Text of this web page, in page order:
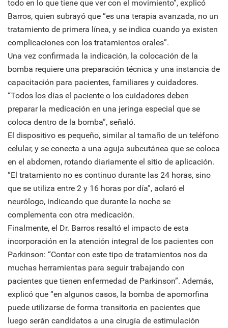
todo en lo que tiene que ver con el movimiento”, explicó
Barros, quien subrayó que “es una terapia avanzada, no un
tratamiento de primera línea, y se indica cuando ya existen
complicaciones con los tratamientos orales”.
Una vez confirmada la indicación, la colocación de la
bomba requiere una preparación técnica y una instancia de
capacitación para pacientes, familiares y cuidadores.
“Todos los días el paciente o los cuidadores deben
preparar la medicación en una jeringa especial que se
coloca dentro de la bomba”, señaló.
El dispositivo es pequeño, similar al tamaño de un teléfono
celular, y se conecta a una aguja subcutánea que se coloca
en el abdomen, rotando diariamente el sitio de aplicación.
“El tratamiento no es continuo durante las 24 horas, sino
que se utiliza entre 2 y 16 horas por día”, aclaró el
neurólogo, indicando que durante la noche se
complementa con otra medicación.
Finalmente, el Dr. Barros resaltó el impacto de esta
incorporación en la atención integral de los pacientes con
Parkinson: “Contar con este tipo de tratamientos nos da
muchas herramientas para seguir trabajando con
pacientes que tienen enfermedad de Parkinson”. Además,
explicó que “en algunos casos, la bomba de apomorfina
puede utilizarse de forma transitoria en pacientes que
luego serán candidatos a una cirugía de estimulación